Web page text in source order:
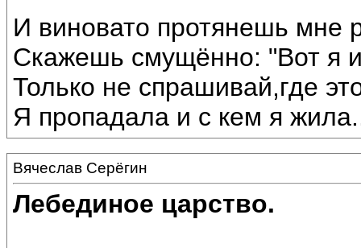
И виновато протянешь мне
Скажешь смущённо: "Вот я
Только не спрашивай,где
Я пропадала и с кем я
Вячеслав Серёгин
Лебединое царство.